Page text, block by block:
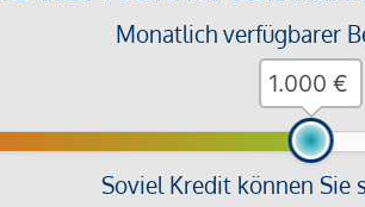
Monatlich verfügbarer
Soviel Kredit können Sie
€